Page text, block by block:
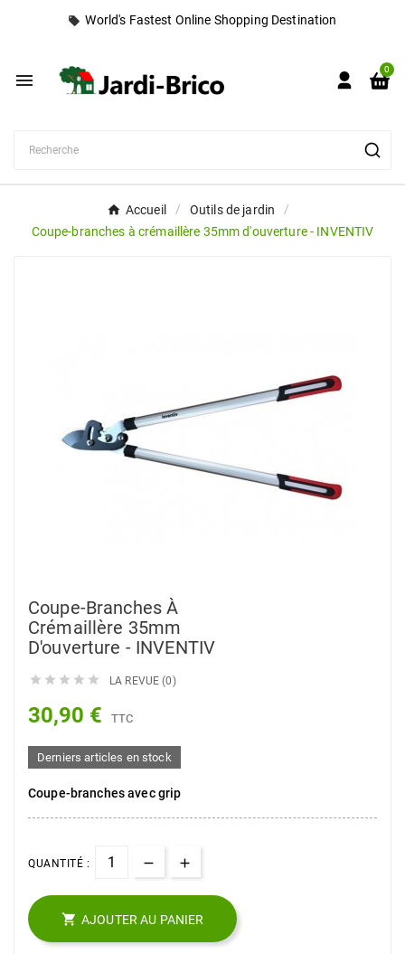
local_offer World's Fastest Online Shopping Destination

0
Accueil
Outils de jardin
Coupe-branches à crémaillère 35mm d'ouverture - INVENTIV
Coupe-Branches À
Crémaillère 35mm
D'ouverture - INVENTIV
     LA REVUE (0)
30,90 € TTC
Derniers articles en stock
Coupe-branches avec grip
QUANTITÉ :
 AJOUTER AU PANIER